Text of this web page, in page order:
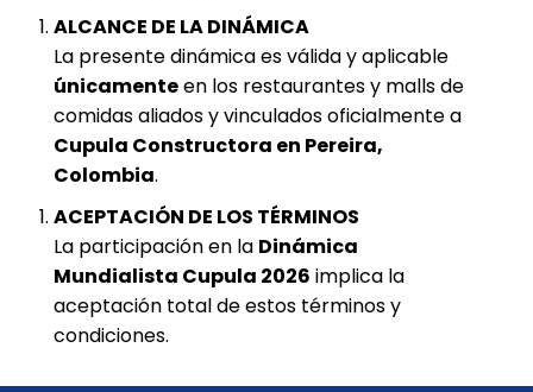
ALCANCE DE LA DINÁMICA
La presente dinámica es válida y aplicable
únicamenteen los restaurantes y malls de
comidas aliados y vinculados oficialmente a
Cupula Constructora en Pereira,
Colombia.
ACEPTACIÓN DE LOS TÉRMINOS
La participación en la Dinámica
Mundialista Cupula 2026 implica la
aceptación total de estos términos y
condiciones.